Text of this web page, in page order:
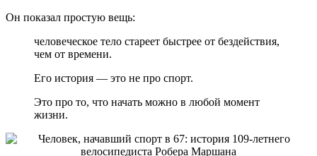
Он показал простую вещь:
человеческое тело стареет быстрее от бездействия,
чем от времени.
Его история — это не про спорт.
Это про то, что начать можно в любой момент
жизни.